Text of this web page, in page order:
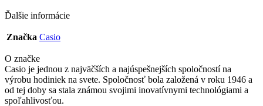
Ďalšie informácie
Značka Casio
O značke
Casio je jednou z najväčších a najúspešnejších spoločností na
výrobu hodiniek na svete. Spoločnosť bola založená v roku 1946 a
od tej doby sa stala známou svojimi inovatívnymi technológiami a
spoľahlivosťou.